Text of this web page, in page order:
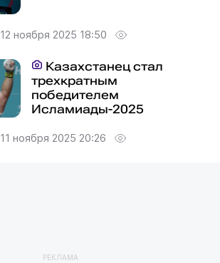
12 ноября 2025 18:50
трехкратным
победителем
Исламиады-2025
11 ноября 2025 20:26
РЕКЛАМА